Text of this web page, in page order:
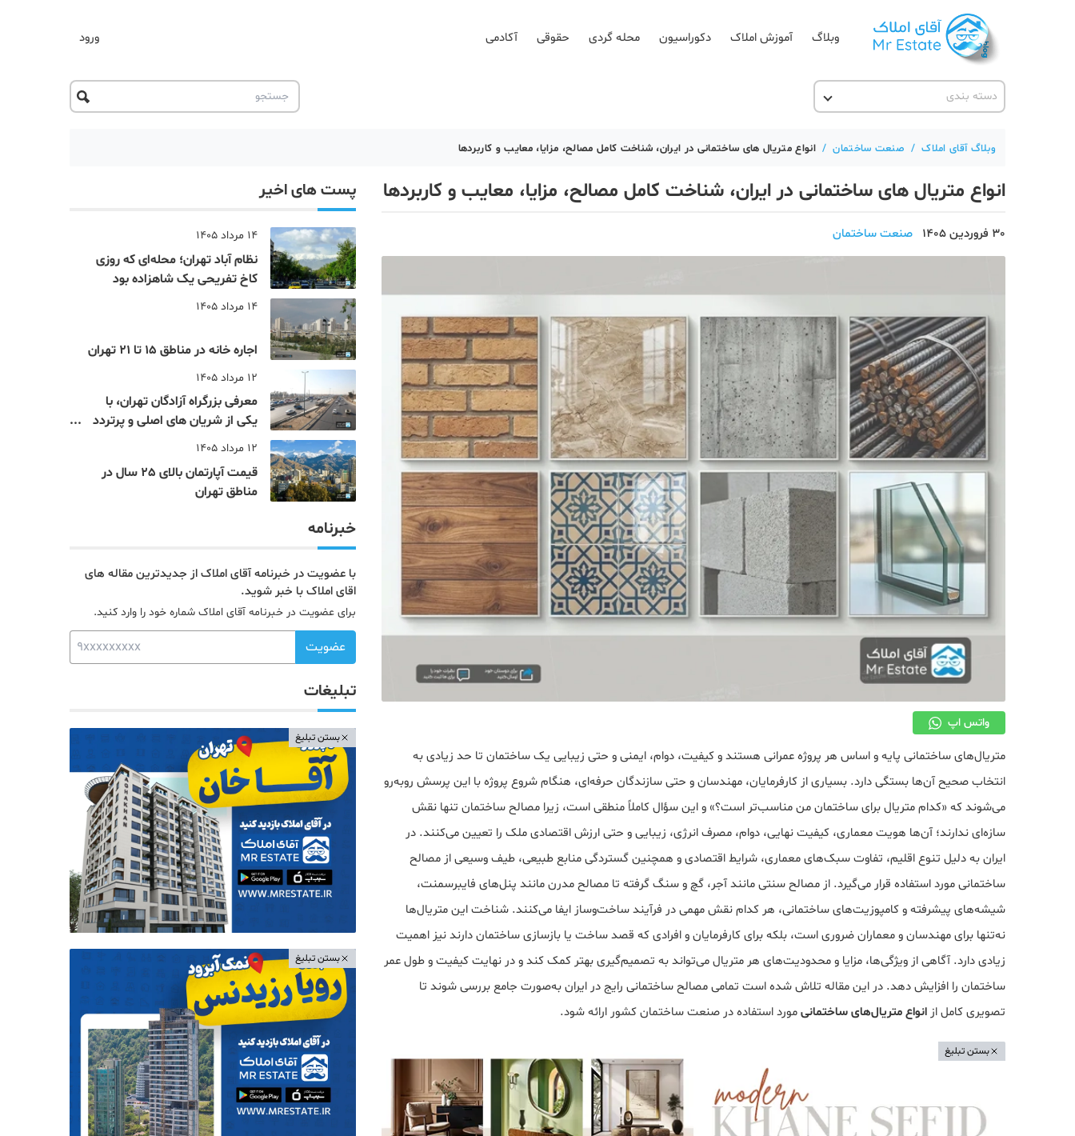
وبلاگ آموزش املاک دکوراسیون محله گردی حقوقی آکادمی ورود
دسته بندی
آقای مشاور املاک
آموزش پلتفرم آقای املاک
اخبار مسکن
تحلیل مسکن
دانستنی
دکوراسیون
صنعت ساختمان
محله گردی
معماری
همایش و نمایشگاه
وبلاگ آقای املاک / صنعت ساختمان / انواع متریال های ساختمانی در ایران، شناخت کامل مصالح، مزایا، معایب و کاربردها
انواع متریال های ساختمانی در ایران، شناخت کامل مصالح، مزایا، معایب و کاربردها
30 فروردین 1405 صنعت ساختمان
واتس اپ
متریال‌های ساختمانی پایه و اساس هر پروژه عمرانی هستند و کیفیت، دوام، ایمنی و حتی زیبایی یک ساختمان تا حد زیادی به
انتخاب صحیح آن‌ها بستگی دارد. بسیاری از کارفرمایان، مهندسان و حتی سازندگان حرفه‌ای، هنگام شروع پروژه با این پرسش روبه‌رو
می‌شوند که «کدام متریال برای ساختمان من مناسب‌تر است؟» و این سؤال کاملاً منطقی است، زیرا مصالح ساختمان تنها نقش
سازه‌ای ندارند؛ آن‌ها هویت معماری، کیفیت نهایی، دوام، مصرف انرژی، زیبایی و حتی ارزش اقتصادی ملک را تعیین می‌کنند. در
ایران به دلیل تنوع اقلیم، تفاوت سبک‌های معماری، شرایط اقتصادی و همچنین گستردگی منابع طبیعی، طیف وسیعی از مصالح
ساختمانی مورد استفاده قرار می‌گیرد. از مصالح سنتی مانند آجر، گچ و سنگ گرفته تا مصالح مدرن مانند پنل‌های فایبرسمنت،
شیشه‌های پیشرفته و کامپوزیت‌های ساختمانی، هر کدام نقش مهمی در فرآیند ساخت‌وساز ایفا می‌کنند. شناخت این متریال‌ها
نه‌تنها برای مهندسان و معماران ضروری است، بلکه برای کارفرمایان و افرادی که قصد ساخت یا بازسازی ساختمان دارند نیز اهمیت
زیادی دارد. آگاهی از ویژگی‌ها، مزایا و محدودیت‌های هر متریال می‌تواند به تصمیم‌گیری بهتر کمک کند و در نهایت کیفیت و طول عمر
ساختمان را افزایش دهد. در این مقاله تلاش شده است تمامی مصالح ساختمانی رایج در ایران به‌صورت جامع بررسی شوند تا
تصویری کامل ازانواع متریال‌های ساختمانیمورد استفاده در صنعت ساختمان کشور ارائه شود.
بستن تبلیغ
پست های اخیر
14 مرداد 1405
نظام‌ آباد تهران؛ محله‌ای که روزی
کاخ تفریحی یک شاهزاده بود
14 مرداد 1405
اجاره خانه در مناطق 15 تا 21 تهران
12 مرداد 1405
معرفی بزرگراه آزادگان تهران، با
یکی از شریان های اصلی و پرتردد
جنوب پایتخت آشنا شوید
12 مرداد 1405
قیمت آپارتمان بالای 25 سال در
مناطق تهران
خبرنامه
با عضویت در خبرنامه آقای املاک از جدیدترین مقاله های
اقای املاک با خبر شوید.
برای عضویت در خبرنامه آقای املاک شماره خود را وارد کنید.
عضویت
تبلیغات
بستن تبلیغ
بستن تبلیغ